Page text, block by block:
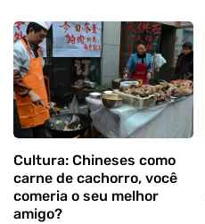
Cultura: Chineses como
carne de cachorro, você
comeria o seu melhor
amigo?